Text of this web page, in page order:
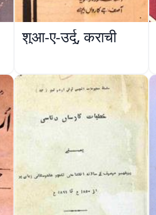
शुआ-ए-उर्दू, कराची